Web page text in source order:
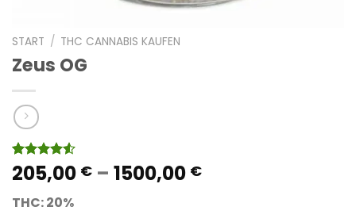
START / THC CANNABIS KAUFEN
Zeus OG
Bewertet
mit4.50
basierend
10
205,00 € – 1500,00 €Preisspanne:
THC: 20%